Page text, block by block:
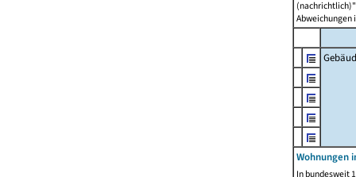
Abweichungen
Wohnungen
In bundesweit